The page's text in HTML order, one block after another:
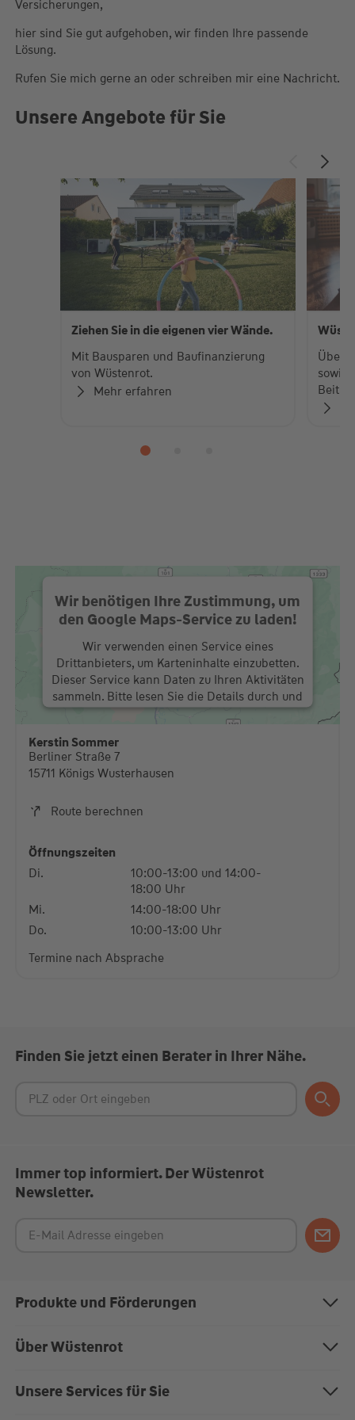
Versicherungen,
hier sind Sie gut aufgehoben, wir finden Ihre passende
Lösung.
Rufen Sie mich gerne an oder schreiben mir eine Nachricht.
Unsere Angebote für Sie
Ziehen Sie in die eigenen vier Wände.
Mit Bausparen und Baufinanzierung
von Wüstenrot.
Mehr erfahren
Über
sowie
Wir benötigen Ihre Zustimmung, um
den Google Maps-Service zu laden!
Wir verwenden einen Service eines
Drittanbieters, um Karteninhalte einzubetten.
Dieser Service kann Daten zu Ihren Aktivitäten
sammeln. Bitte lesen Sie die Details durch und
stimmen Sie der Nutzung des Service zu, um
diese Karte anzuzeigen.
Kerstin Sommer
Berliner Straße 7
15711 Königs Wusterhausen
Route berechnen
Öffnungszeiten
Di.
10:00-13:00 und 14:00-
18:00 Uhr
Mi.
14:00-18:00 Uhr
Do.
10:00-13:00 Uhr
Termine nach Absprache
Finden Sie jetzt einen Berater in Ihrer Nähe.
Immer top informiert. Der Wüstenrot
Newsletter.
Produkte und Förderungen
Bausparen
Über Wüstenrot
Über uns
Unsere Services für Sie